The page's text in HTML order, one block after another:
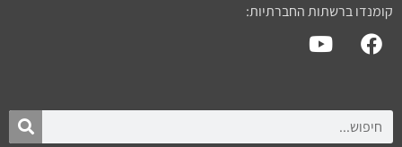
קומנדו ברשתות החברתיות: